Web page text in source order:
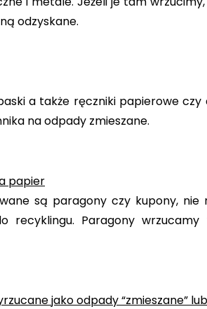
odzyskane.
a także ręczniki papierowe
na odpady zmieszane.
papier
są paragony czy kupony, nie
recyklingu. Paragony
jako odpady “zmieszane”